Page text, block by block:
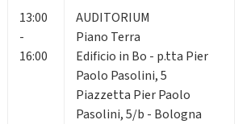
13:00
-
16:00
AUDITORIUM
Piano Terra
Edificio in Bo - p.tta Pier
Paolo Pasolini, 5
Piazzetta Pier Paolo
Pasolini, 5/b - Bologna